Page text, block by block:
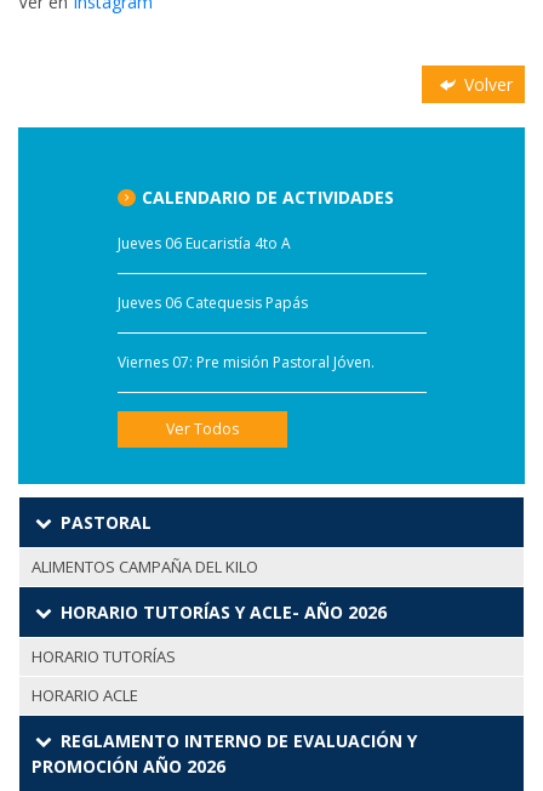
Volver
CALENDARIO DE ACTIVIDADES
Jueves 06 Eucaristía 4to A
Jueves 06 Catequesis Papás
Viernes 07: Pre misión Pastoral Jóven.
Ver Todos
PASTORAL
ALIMENTOS CAMPAÑA DEL KILO
HORARIO TUTORÍAS Y ACLE- AÑO 2026
HORARIO TUTORÍAS
HORARIO ACLE
REGLAMENTO INTERNO DE EVALUACIÓN Y
PROMOCIÓN AÑO 2026